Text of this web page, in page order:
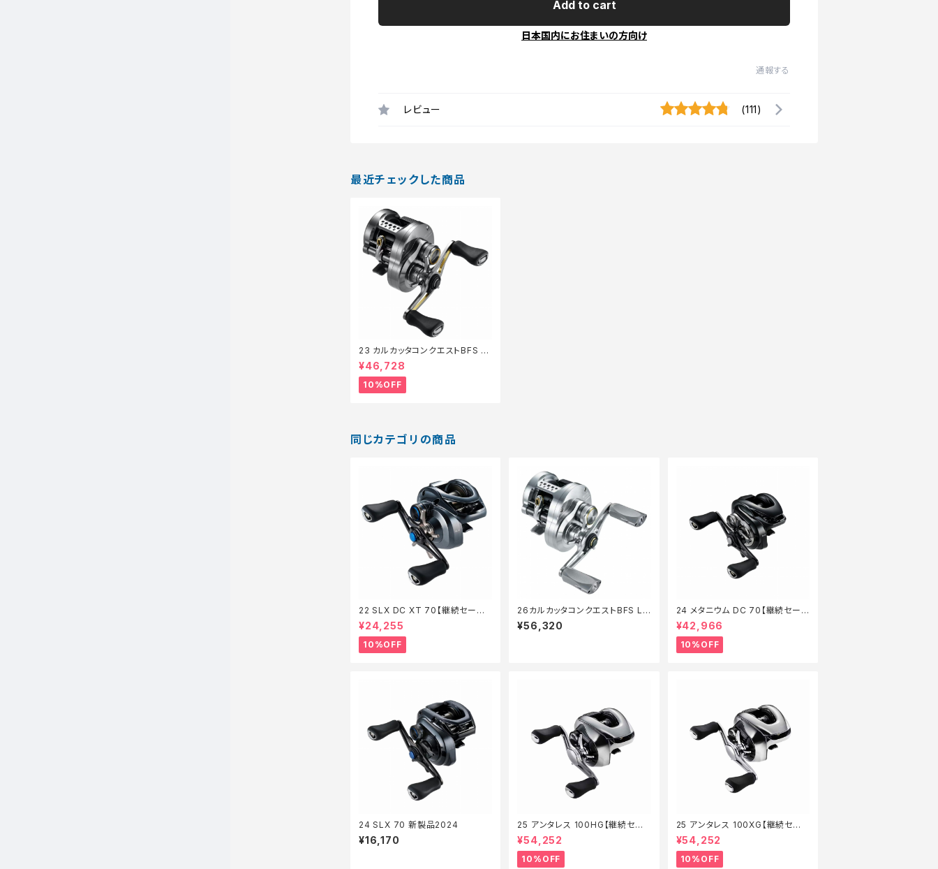
Add to cart
日本国内にお住まいの方向け
通報する
レビュー (111)
最近チェックした商品
23 カルカッタコンクエストBFS X
GL【継続セール_リール】【10】
¥46,728
10%OFF
同じカテゴリの商品
22 SLX DC XT 70【継続セール_
リール】【10】
¥24,255
10%OFF
26カルカッタコンクエストBFS LT
D XG L
¥56,320
24 メタニウム DC 70【継続セール
_リール】【10】
¥42,966
10%OFF
24 SLX 70 新製品2024
¥16,170
25 アンタレス 100HG【継続セー
ル_リール】【10】
¥54,252
10%OFF
25 アンタレス 100XG【継続セー
ル_リール】【10】
¥54,252
10%OFF